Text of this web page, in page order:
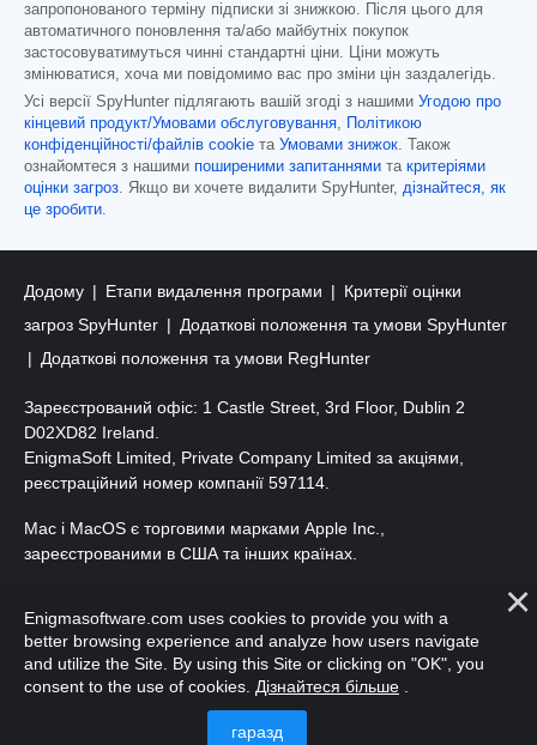
запропонованого терміну підписки зі знижкою. Після цього для
автоматичного поновлення та/або майбутніх покупок
застосовуватимуться чинні стандартні ціни. Ціни можуть
змінюватися, хоча ми повідомимо вас про зміни цін заздалегідь.
Усі версії SpyHunter підлягають вашій згоді з нашими Угодою про
кінцевий продукт/Умовами обслуговування,
Політикою
конфіденційності/файлів cookie та Умовами знижок. Також
ознайомтеся з нашими поширеними запитаннями та критеріями
оцінки загроз. Якщо ви хочете видалити SpyHunter, дізнайтеся, як
це зробити.
Додому Етапи видалення програми
Критерії оцінки
загроз SpyHunter
Додаткові положення та умови SpyHunter
Додаткові положення та умови RegHunter
Зареєстрований офіс: 1 Castle Street, 3rd Floor, Dublin 2
D02XD82 Ireland.
EnigmaSoft Limited, Private Company Limited за акціями,
реєстраційний номер компанії 597114.
Mac і MacOS є торговими марками Apple Inc.,
зареєстрованими в США та інших країнах.
захищено.
Enigmasoftware.com uses cookies to provide you with a
better browsing experience and analyze how users navigate
and utilize the Site. By using this Site or clicking on "OK", you
consent to the use of cookies. Дізнайтеся більше